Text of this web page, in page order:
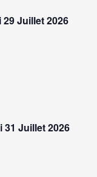
29 Juillet 2026
31 Juillet 2026